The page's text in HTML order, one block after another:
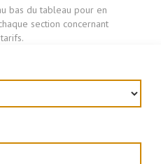
bas du tableau pour en
section concernant